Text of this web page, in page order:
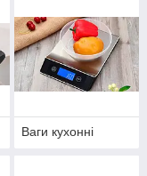
Ваги кухонні